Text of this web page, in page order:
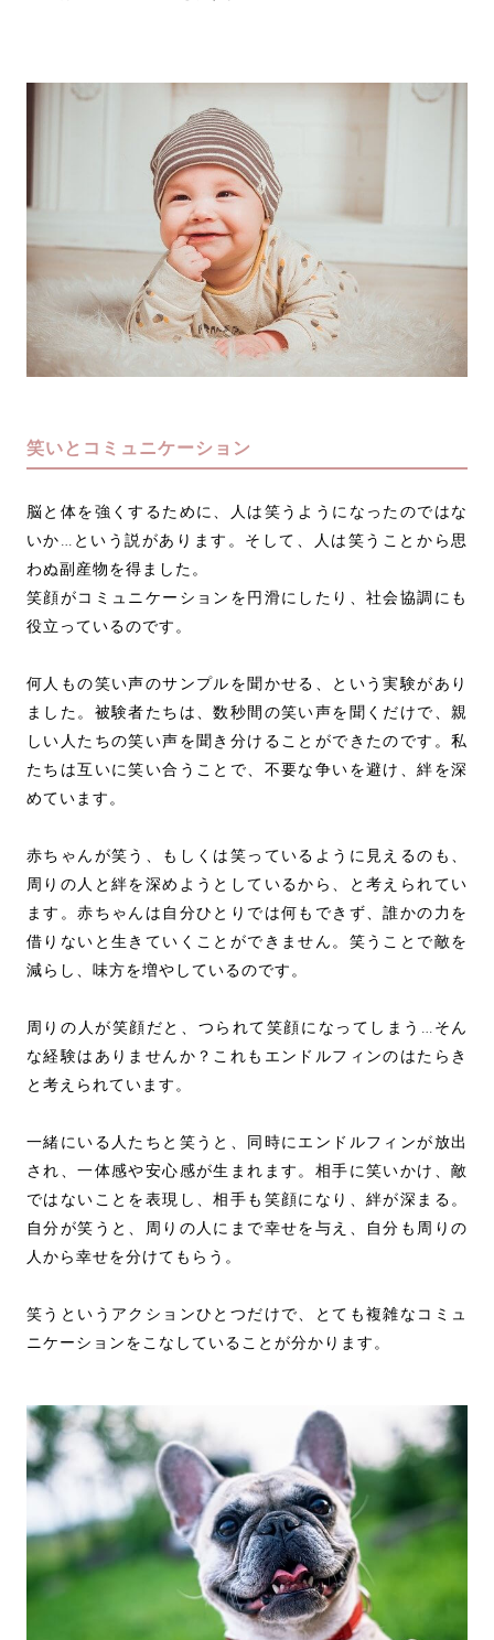
笑いとコミュニケーション
脳と体を強くするために、人は笑うようになったのではな
いか…という説があります。そして、人は笑うことから思
わぬ副産物を得ました。
笑顔がコミュニケーションを円滑にしたり、社会協調にも
役立っているのです。
何人もの笑い声のサンプルを聞かせる、という実験があり
ました。被験者たちは、数秒間の笑い声を聞くだけで、親
しい人たちの笑い声を聞き分けることができたのです。私
たちは互いに笑い合うことで、不要な争いを避け、絆を深
めています。
赤ちゃんが笑う、もしくは笑っているように見えるのも、
周りの人と絆を深めようとしているから、と考えられてい
ます。赤ちゃんは自分ひとりでは何もできず、誰かの力を
借りないと生きていくことができません。笑うことで敵を
減らし、味方を増やしているのです。
周りの人が笑顔だと、つられて笑顔になってしまう…そん
な経験はありませんか？これもエンドルフィンのはたらき
と考えられています。
一緒にいる人たちと笑うと、同時にエンドルフィンが放出
され、一体感や安心感が生まれます。相手に笑いかけ、敵
ではないことを表現し、相手も笑顔になり、絆が深まる。
自分が笑うと、周りの人にまで幸せを与え、自分も周りの
人から幸せを分けてもらう。
笑うというアクションひとつだけで、とても複雑なコミュ
ニケーションをこなしていることが分かります。